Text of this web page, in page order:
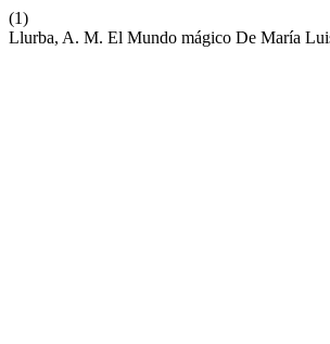
(1)
Llurba, A. M. El Mundo mágico De María